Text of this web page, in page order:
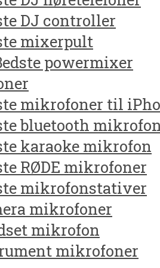
DJ controller
mixerpult
powermixer
mikrofoner til
bluetooth
karaoke mikrofon
RØDE mikrofoner
mikrofonstativer
mikrofoner
mikrofon
mikrofoner